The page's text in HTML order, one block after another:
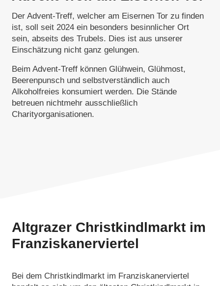
Der Advent-Treff, welcher am Eisernen Tor zu finden
ist, soll seit 2024 ein besonders besinnlicher Ort
sein, abseits des Trubels. Dies ist aus unserer
Einschätzung nicht ganz gelungen.
Beim Advent-Treff können Glühwein, Glühmost,
Beerenpunsch und selbstverständlich auch
Alkoholfreies konsumiert werden. Die Stände
betreuen nichtmehr ausschließlich
Charityorganisationen.
Altgrazer Christkindlmarkt im
Franziskanerviertel
Bei dem Christkindlmarkt im Franziskanerviertel